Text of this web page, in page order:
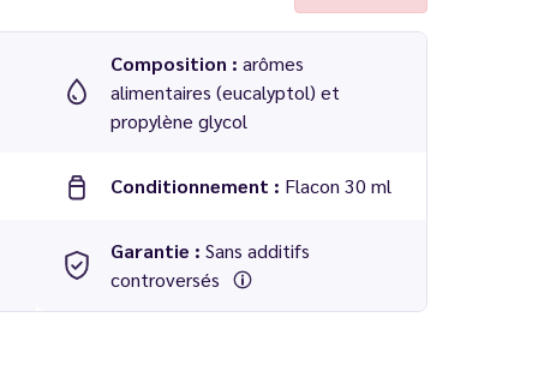
Composition : arômes
alimentaires (eucalyptol) et
propylène glycol
Conditionnement : Flacon 30 ml
Garantie : Sans additifs
controversés